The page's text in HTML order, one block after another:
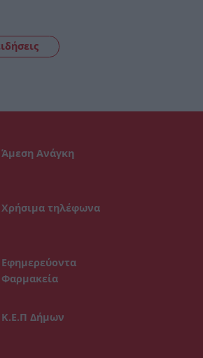
Άμεση Ανάγκη
Χρήσιμα τηλέφωνα
Εφημερεύοντα
Φαρμακεία
Κ.Ε.Π Δήμων